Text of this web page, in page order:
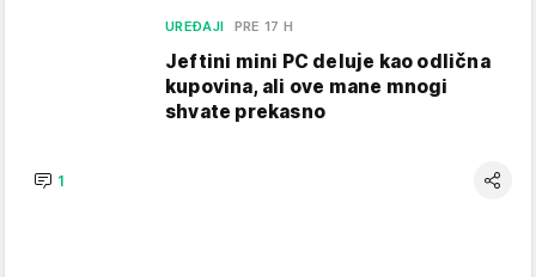
UREĐAJI PRE 17 H
Jeftini mini PC deluje kao odlična
kupovina, ali ove mane mnogi
shvate prekasno
1